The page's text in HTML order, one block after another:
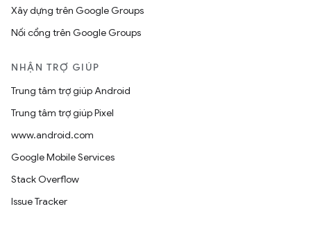
Xây dựng trên Google Groups
Nối cổng trên Google Groups
NHẬN TRỢ GIÚP
Trung tâm trợ giúp Android
Trung tâm trợ giúp Pixel
www.android.com
Google Mobile Services
Stack Overflow
Issue Tracker